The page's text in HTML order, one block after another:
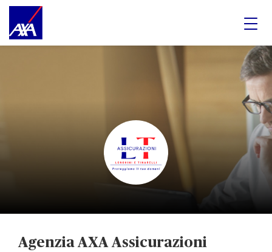
Agenzia AXA Assicurazioni